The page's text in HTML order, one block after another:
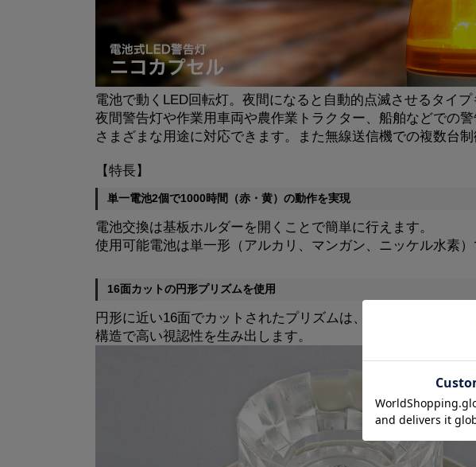
電池で動くLED回転灯。夜間になると自動的点滅させるタイプ
夜間警告灯や作業用車両や農作業トラクター、船舶などでの警
さまざまな用途に対応できます。また無線送信機での複数台制
【特長】
単一電池2個で1000時間（赤・黄）の動作を実現
電池交換は基板ホルダーを開くことで簡単に行えます。
使用可能電池は単一形（アルカリ、マンガン、ニッケル水素）
16面カットの円形プリズムを使用
円形に近い16面でカットされたプリズムは、正面の煌めきと
構造で高い視認性を生み出します。